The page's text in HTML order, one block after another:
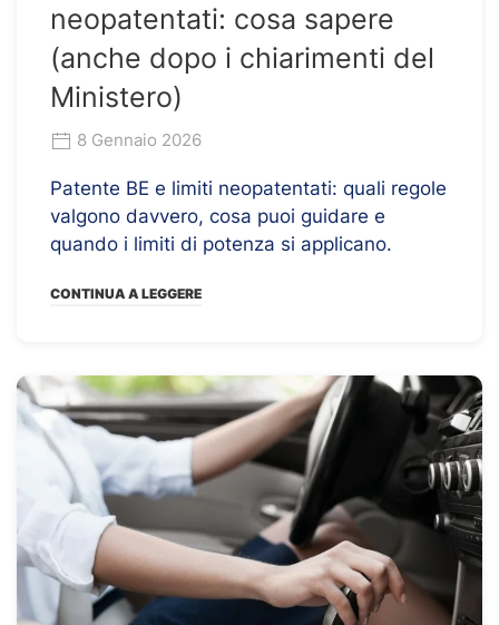
neopatentati: cosa sapere
(anche dopo i chiarimenti del
Ministero)
8 Gennaio 2026
Patente BE e limiti neopatentati: quali regole
valgono davvero, cosa puoi guidare e
quando i limiti di potenza si applicano.
CONTINUA A LEGGERE